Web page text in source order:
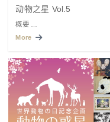
动物之星 Vol.5
概要 …
More